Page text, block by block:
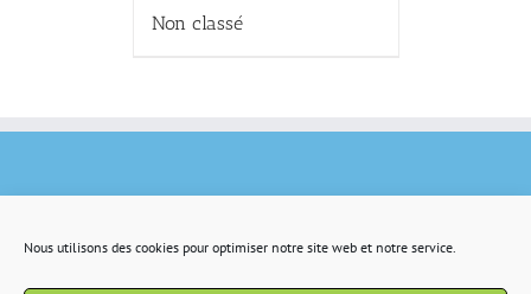
Nous utilisons des cookies pour optimiser notre site web et notre service.
Non classé